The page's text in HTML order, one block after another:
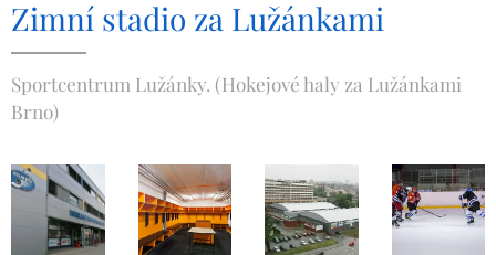
Zimní stadio za Lužánkami
Sportcentrum Lužánky. (Hokejové haly za Lužánkami
Brno)